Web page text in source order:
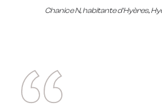
Chanice N, habitante d'Hyères,